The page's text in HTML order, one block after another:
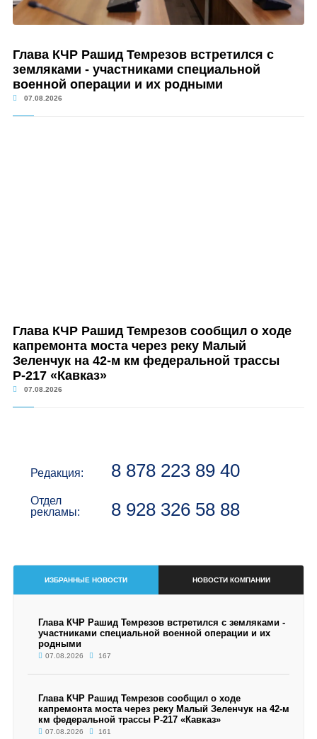
Глава КЧР Рашид Темрезов встретился с
земляками - участниками специальной
военной операции и их родными
07.08.2026
Глава КЧР Рашид Темрезов сообщил о ходе
капремонта моста через реку Малый
Зеленчук на 42-м км федеральной трассы
Р-217 «Кавказ»
07.08.2026
Редакция: 8 878 223 89 40
Отдел
рекламы:
8 928 326 58 88
ИЗБРАННЫЕ НОВОСТИ НОВОСТИ КОМПАНИИ
Глава КЧР Рашид Темрезов встретился с земляками -
участниками специальной военной операции и их
родными
07.08.2026 167
Глава КЧР Рашид Темрезов сообщил о ходе
капремонта моста через реку Малый Зеленчук на 42-м
км федеральной трассы Р-217 «Кавказ»
07.08.2026 161